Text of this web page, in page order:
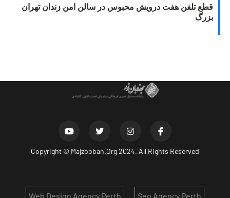
قطع تلفن هفت درویش محبوس در سالن امن زندان تهران
بزرگ
Copyright © Majzooban.Org2024. All Rights Reserved
Seo Agency Perth
Web Design Agency Perth